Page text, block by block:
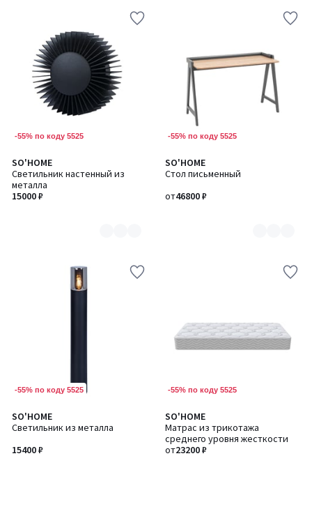
-55% по коду 5525
SO'HOME
Светильник настенный из
металла
15000 ₽
Количество
цветов:
3
-55% по коду 5525
SO'HOME
Стол письменный
от46800 ₽
Количество
цветов:
-55% по коду 5525
SO'HOME
Светильник из металла
15400 ₽
-55% по коду 5525
SO'HOME
Матрас из трикотажа
среднего уровня жесткости
от23200 ₽